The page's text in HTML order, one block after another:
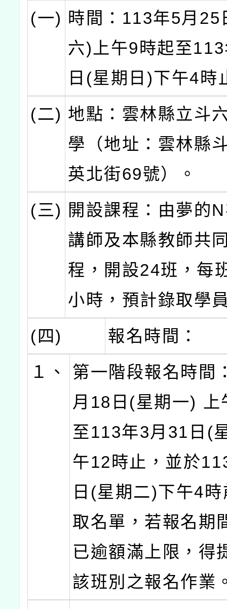
(一) 時間：113年5月25
六)上午9時起至
日(星期日)下午4時
(二) 地點：雲林縣立斗
學（地址：雲林縣
英北街69號）。
(三) 開設課程：由夢的
講師及本縣教師共
程，開設24班，每
小時，預計錄取學
(四)
報名時間：
１、
第一階段報名時間
月18日(星期一) 上
至113年3月31日(
午12時止，並於
日(星期二)下午4
取名單，若報名期
已逾額滿上限，得
該班別之報名作業